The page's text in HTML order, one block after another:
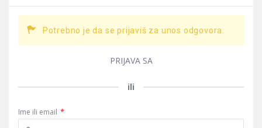
Potrebno je da se prijaviš za unos odgovora.
PRIJAVA SA
ili
Ime ili email *